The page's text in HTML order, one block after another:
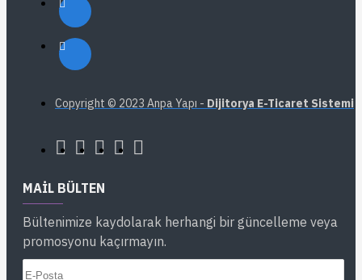
Copyright © 2023 Anpa Yapı - Dijitorya E-Ticaret Sistemi
MAIL BÜLTEN
Bültenimize kaydolarak herhangi bir güncelleme veya
promosyonu kaçırmayın.